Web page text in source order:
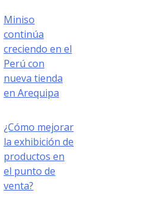
Miniso
continúa
creciendo en el
Perú con
nueva tienda
en Arequipa
¿Cómo mejorar
la exhibición de
productos en
el punto de
venta?